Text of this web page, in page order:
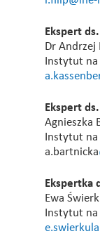
Ekspert
Dr Andrzej
Instytut
Ekspert
Agnieszka
Instytut
a.bartnicka
Ekspertka
Ewa
Instytut